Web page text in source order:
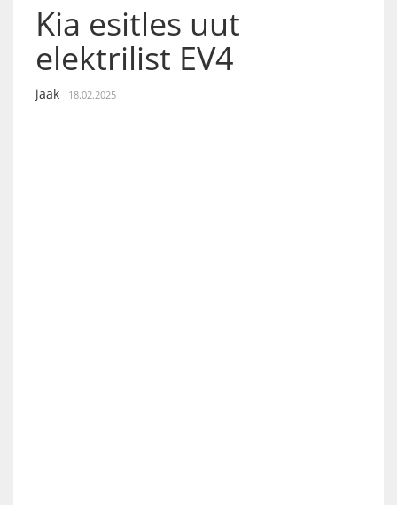
Kia esitles uut
elektrilist EV4
jaak 18.02.2025